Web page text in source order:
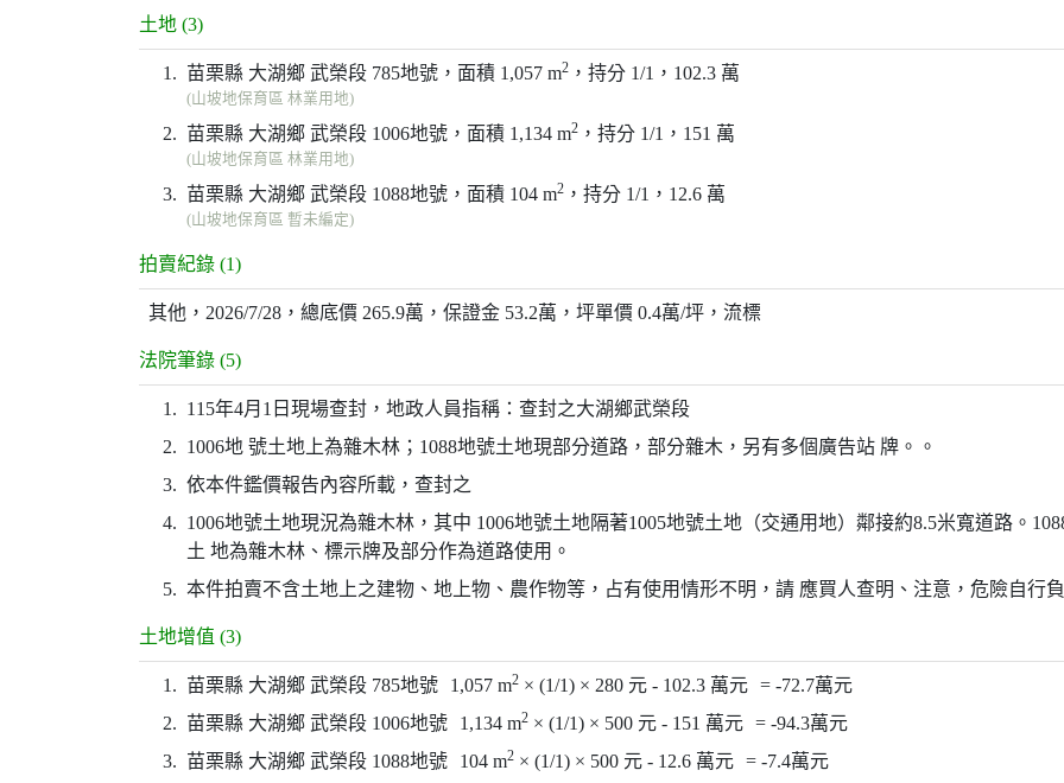
土地 (3)
1. 苗栗縣 大湖鄉 武榮段 785地號，面積 1,057 m2 ，持分 1/1，102.3 萬
(山坡地保育區 林業用地)
2. 苗栗縣 大湖鄉 武榮段 1006地號，面積 1,134 m2 ，持分 1/1，151 萬
(山坡地保育區 林業用地)
3. 苗栗縣 大湖鄉 武榮段 1088地號，面積 104 m2 ，持分 1/1，12.6 萬
(山坡地保育區 暫未編定)
拍賣紀錄 (1)
其他，2026/7/28，總底價 265.9萬，保證金 53.2萬，坪單價 0.4萬/坪，流標
法院筆錄 (5)
1. 115年4月1日現場查封，地政人員指稱：查封之大湖鄉武榮段
2. 1006地 號土地上為雜木林；1088地號土地現部分道路，部分雜木，另有多個廣告站 牌。。
3. 依本件鑑價報告內容所載，查封之
4. 1006地號土地現況為雜木林，其中 1006地號土地隔著1005地號土地（交通用地）鄰接約8.5米寬道路。
土 地為雜木林、標示牌及部分作為道路使用。
5. 本件拍賣不含土地上之建物、地上物、農作物等，占有使用情形不明，請 應買人查明、注意，危險自行
土地增值 (3)
1. 苗栗縣 大湖鄉 武榮段 785地號 1,057 m2 × (1/1) × 280 元 - 102.3 萬元 = -72.7萬元
2. 苗栗縣 大湖鄉 武榮段 1006地號 1,134 m2 × (1/1) × 500 元 - 151 萬元 = -94.3萬元
3. 苗栗縣 大湖鄉 武榮段 1088地號 104 m2 × (1/1) × 500 元 - 12.6 萬元 = -7.4萬元